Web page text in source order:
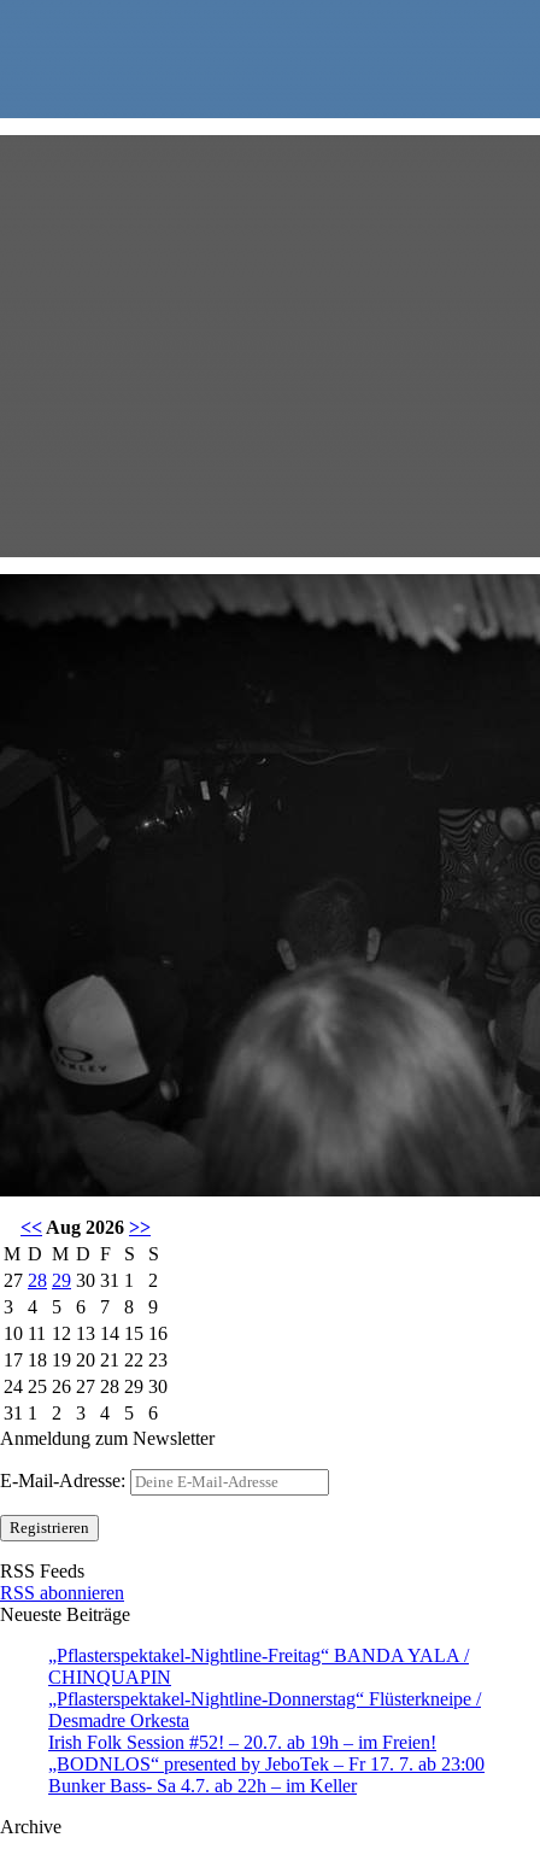
<< Aug 2026 >>
M D M D F S
S
27 28 29 30 31 1
2
3
4 5 6 7 8
9
10 11 12 13 14 15 16
17 18 19 20 21 22 23
24 25 26 27 28 29 30
31 1 2 3 4 5
6
Anmeldung zum Newsletter
E-Mail-Adresse:
RSS Feeds
RSS abonnieren
Neueste Beiträge
„Pflasterspektakel-Nightline-Freitag“ BANDA YALA /
CHINQUAPIN
„Pflasterspektakel-Nightline-Donnerstag“ Flüsterkneipe /
Desmadre Orkesta
Irish Folk Session #52! – 20.7. ab 19h – im Freien!
„BODNLOS“ presented by JeboTek – Fr 17. 7. ab 23:00
Bunker Bass- Sa 4.7. ab 22h – im Keller
Archive